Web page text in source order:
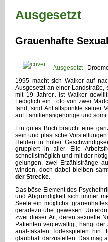
Ausgesetzt
Grauenhafte
Ausgesetzt|
1995 macht sich Walker auf
Ausgesetzt an einer Landstraße,
mit 19 Jahren, ist Walker
Lediglich ein Foto von zwei
fand, sind Anhaltspunkte seiner
auf Familienangehörige und
Ein gutes Buch braucht eine
sein und plastische
Helden in hoher
gruppiert in aller Eile
schnellstmöglich und mit der
gelungen, zwei Erzählstränge
winden, doch dabei bleiben
der Strecke.
Das böse Element des
und Abgründigkeit sich immer
Seele ein möglichst
geradezu übel gewesen.
zwei dieser Art, deren sexuelle
Patienten vergewaltigt, hängt
anal-fäkalen Todesspielen
glaubhaft darzustellen. Das mag